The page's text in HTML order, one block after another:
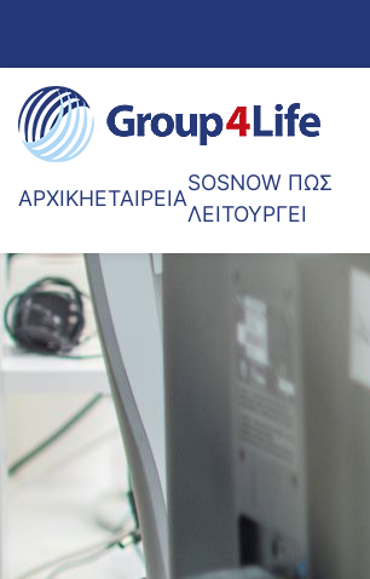
ΑΡΧΙΚΗΕΤΑΙΡΕΙΑ
SOSNOW ΠΩΣ
ΛΕΙΤΟΥΡΓΕΙ
SOSNow BASIC
SOSNow PLUS
SOSNow PREMIUM
ΑΓΟΡΑ ΣΥΣΚΕΥΗΣ G4L-TRACKER
ΠΩΣ ΘΑ ΤΟ ΑΠΟΚΤΗΣΕΤΕ